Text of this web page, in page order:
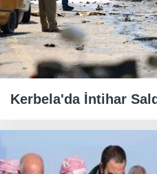
Kerbela'da İntihar